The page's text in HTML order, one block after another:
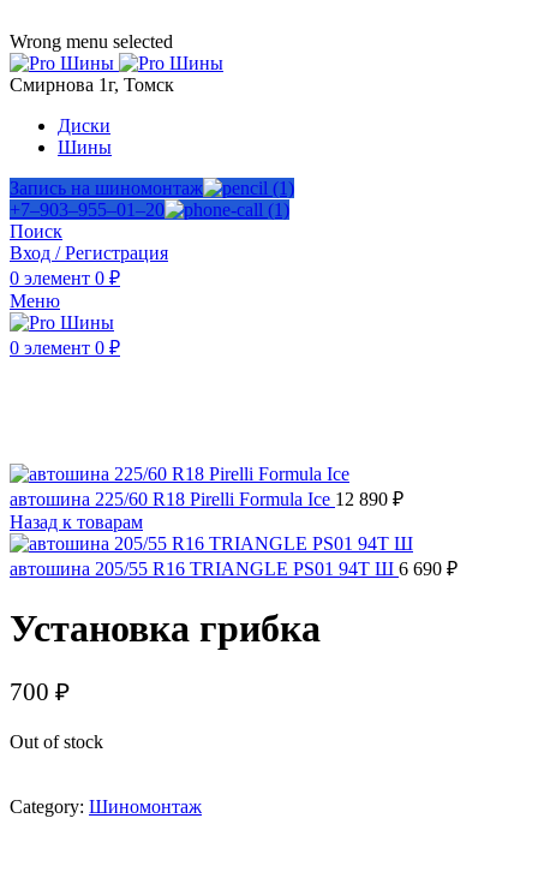
Wrong menu selected
Смирнова 1г, Томск
Диски
Шины
Запись на шиномонтаж
+7‒903‒955‒01‒20
Поиск
Вход / Регистрация
0 элемент 0 ₽
Меню
0 элемент 0 ₽
автошина 225/60 R18 Pirelli Formula Ice 12 890 ₽
Назад к товарам
автошина 205/55 R16 TRIANGLE PS01 94T Ш 6 690 ₽
Установка грибка
700 ₽
Out of stock
Category: Шиномонтаж